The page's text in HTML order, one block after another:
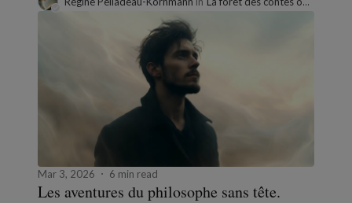
Mar 3, 2026 6 min read
Les aventures du philosophe sans tête.